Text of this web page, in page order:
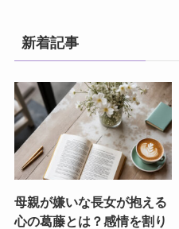
新着記事
母親が嫌いな長女が抱える
心の葛藤とは？感情を割り